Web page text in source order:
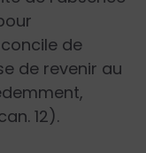
de
de revenir au
12).